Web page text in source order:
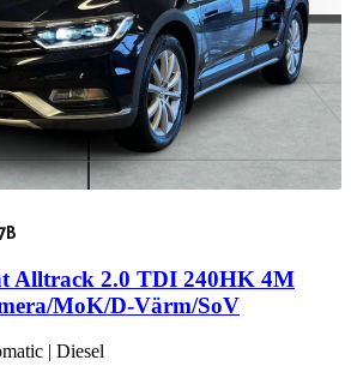
Alltrack 2.0 TDI 240HK 4M
MoK/D-Värm/SoV
| Diesel